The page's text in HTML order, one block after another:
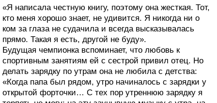
«Я написала честную книгу, поэтому она жесткая. Тот,
кто меня хорошо знает, не удивится. Я никогда ни о
ком за глаза не судачила и всегда высказывалась
прямо. Такая я есть, другой не буду».
Будущая чемпионка вспоминает, что любовь к
спортивным занятиям ей с сестрой привил отец. Но
делать зарядку по утрам она не любила с детства:
«Когда папа был рядом, утро начиналось с зарядки у
открытой форточки… С тех пор утреннюю зарядку я